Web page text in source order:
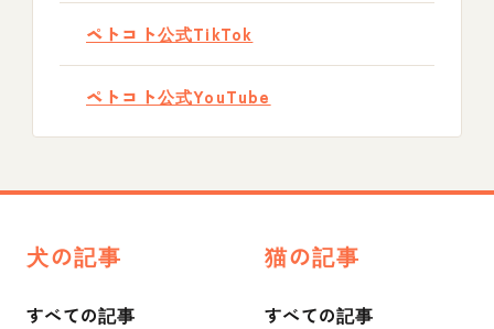
ペトコト公式TikTok
ペトコト公式YouTube
犬の記事
すべての記事
猫の記事
すべての記事